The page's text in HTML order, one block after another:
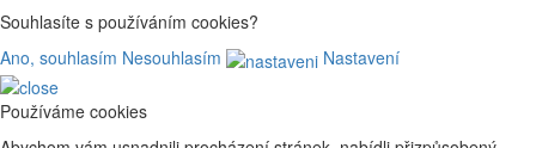
Souhlasíte s používáním cookies?
Ano, souhlasím Nesouhlasím Nastavení
Používáme cookies